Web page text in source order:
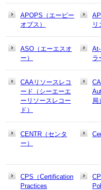
APOPS（エーピー
オプス）
リ
ASO（エーエスオ
ー）
ラ
CAAリソースレコ
ード（シーエーエ
ーリソースレコー
ド）
局
CENTR（センタ
ー）
CPS（Certification
Practices